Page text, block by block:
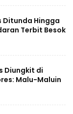
Ditunda Hingga
Terbit Besok
Diungkit di
Malu-Maluin